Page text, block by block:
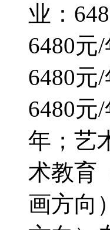
业：
6480元
6480元
6480元
年；艺
术教育
画方向